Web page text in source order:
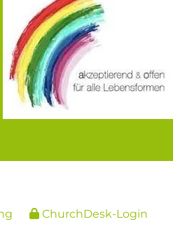
ChurchDesk-Login